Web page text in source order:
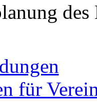
für